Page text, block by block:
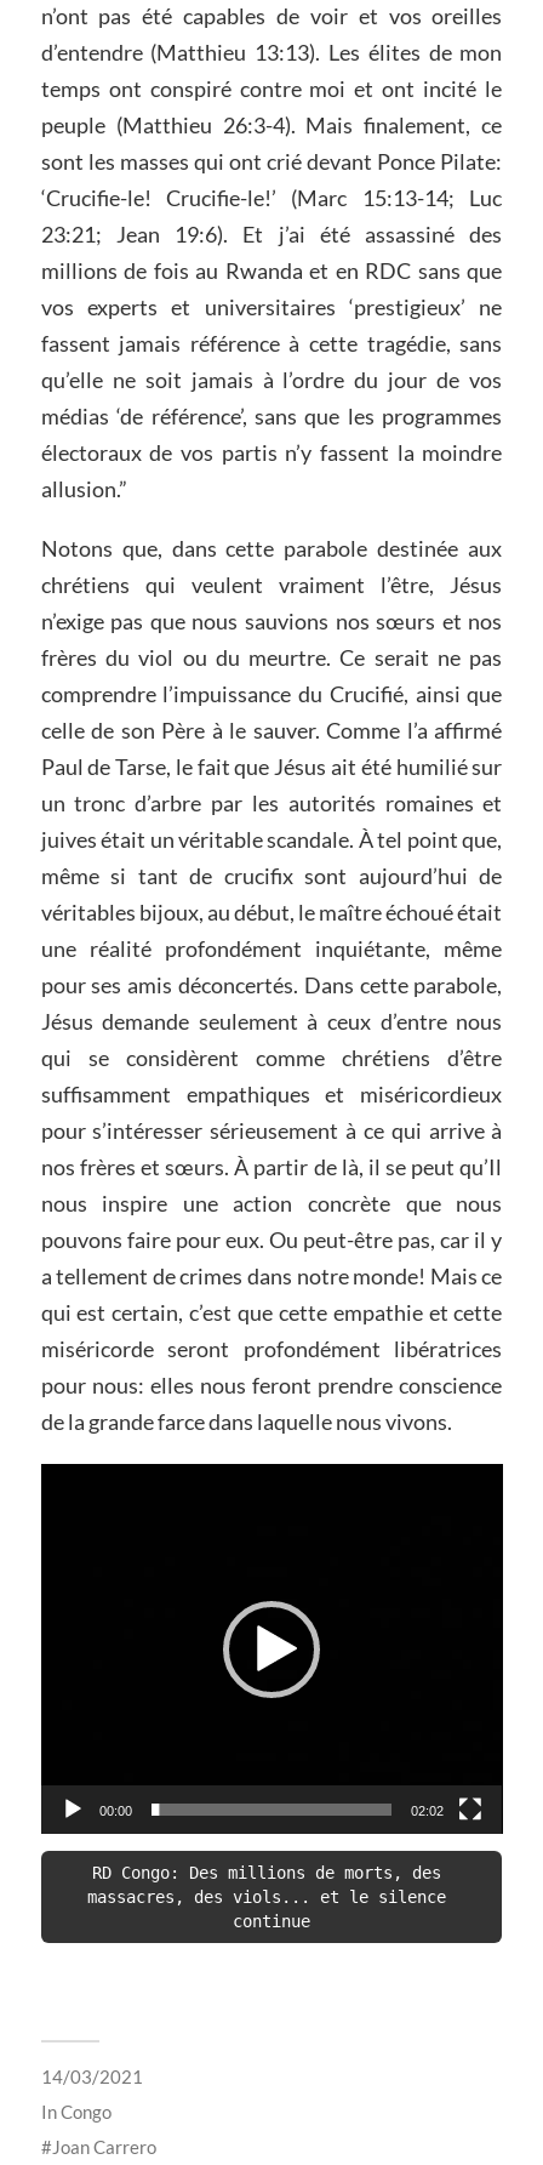
n’ont pas été capables de voir et vos oreilles
d’entendre (Matthieu 13:13). Les élites de mon
temps ont conspiré contre moi et ont incité le
peuple (Matthieu 26:3-4). Mais finalement, ce
sont les masses qui ont crié devant Ponce Pilate:
‘Crucifie-le! Crucifie-le!’ (Marc 15:13-14; Luc
23:21; Jean 19:6). Et j’ai été assassiné des
millions de fois au Rwanda et en RDC sans que
vos experts et universitaires ‘prestigieux’ ne
fassent jamais référence à cette tragédie, sans
qu’elle ne soit jamais à l’ordre du jour de vos
médias ‘de référence’, sans que les programmes
électoraux de vos partis n’y fassent la moindre
allusion.”
Notons que, dans cette parabole destinée aux
chrétiens qui veulent vraiment l’être, Jésus
n’exige pas que nous sauvions nos sœurs et nos
frères du viol ou du meurtre. Ce serait ne pas
comprendre l’impuissance du Crucifié, ainsi que
celle de son Père à le sauver. Comme l’a affirmé
Paul de Tarse, le fait que Jésus ait été humilié sur
un tronc d’arbre par les autorités romaines et
juives était un véritable scandale. À tel point que,
même si tant de crucifix sont aujourd’hui de
véritables bijoux, au début, le maître échoué était
une réalité profondément inquiétante, même
pour ses amis déconcertés. Dans cette parabole,
Jésus demande seulement à ceux d’entre nous
qui se considèrent comme chrétiens d’être
suffisamment empathiques et miséricordieux
pour s’intéresser sérieusement à ce qui arrive à
nos frères et sœurs. À partir de là, il se peut qu’Il
nous inspire une action concrète que nous
pouvons faire pour eux. Ou peut-être pas, car il y
a tellement de crimes dans notre monde! Mais ce
qui est certain, c’est que cette empathie et cette
miséricorde seront profondément libératrices
pour nous: elles nous feront prendre conscience
de la grande farce dans laquelle nous vivons.
00:00 02:02
RD Congo: Des millions de morts, des
massacres, des viols... et le silence
continue
14/03/2021
InCongo
Joan Carrero